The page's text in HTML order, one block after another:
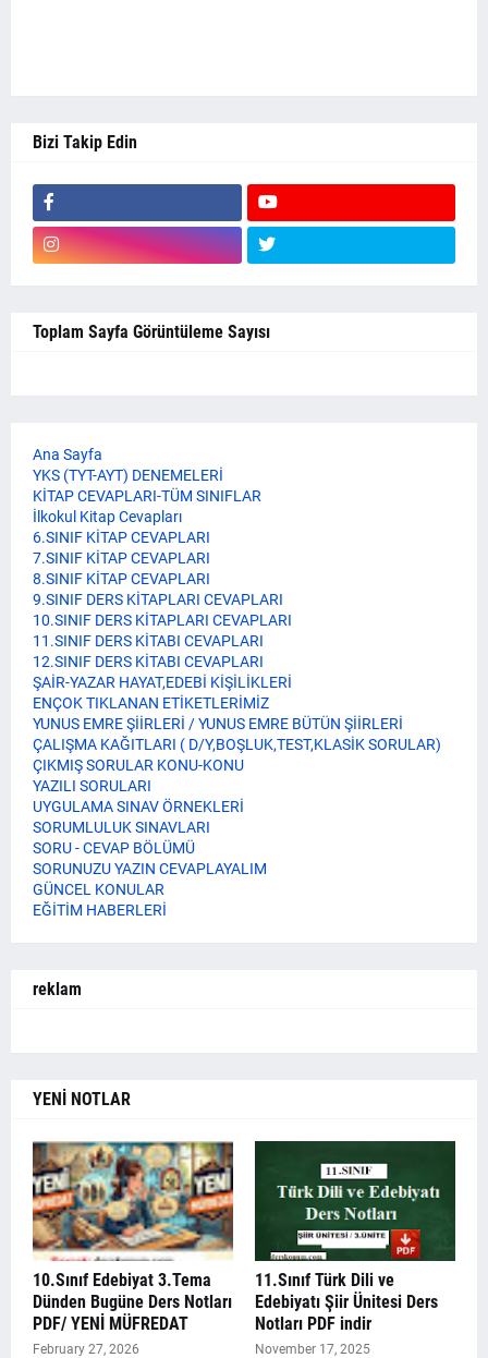
Bizi Takip Edin
Toplam Sayfa Görüntüleme Sayısı
Ana Sayfa
YKS (TYT-AYT) DENEMELERİ
KİTAP CEVAPLARI-TÜM SINIFLAR
İlkokul Kitap Cevapları
6.SINIF KİTAP CEVAPLARI
7.SINIF KİTAP CEVAPLARI
8.SINIF KİTAP CEVAPLARI
9.SINIF DERS KİTAPLARI CEVAPLARI
10.SINIF DERS KİTAPLARI CEVAPLARI
11.SINIF DERS KİTABI CEVAPLARI
12.SINIF DERS KİTABI CEVAPLARI
ŞAİR-YAZAR HAYAT,EDEBİ KİŞİLİKLERİ
ENÇOK TIKLANAN ETİKETLERİMİZ
YUNUS EMRE ŞİİRLERİ / YUNUS EMRE BÜTÜN ŞİİRLERİ
ÇALIŞMA KAĞITLARI ( D/Y,BOŞLUK,TEST,KLASİK SORULAR)
ÇIKMIŞ SORULAR KONU-KONU
YAZILI SORULARI
UYGULAMA SINAV ÖRNEKLERİ
SORUMLULUK SINAVLARI
SORU - CEVAP BÖLÜMÜ
SORUNUZU YAZIN CEVAPLAYALIM
GÜNCEL KONULAR
EĞİTİM HABERLERİ
reklam
YENİ NOTLAR
10.Sınıf Edebiyat 3.Tema
Dünden Bugüne Ders Notları
PDF/ YENİ MÜFREDAT
February 27, 2026
11.Sınıf Türk Dili ve
Edebiyatı Şiir Ünitesi Ders
Notları PDF indir
November 17, 2025